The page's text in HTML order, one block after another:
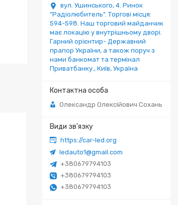
вул. Ушинського, 4. Ринок
"Радіолюбитель". Торгові місця:
594-598. Наш торговий майданчик
має локацію у внутрішньому дворі.
Гарний орієнтир- Державний
прапор України, а також поруч з
нами банкомат та термінал
Приватбанку., Київ, Україна
Олександр Олексійович Сохань
https://car-led.org
ledauto1@gmail.com
+380679794103
+380679794103
+380679794103